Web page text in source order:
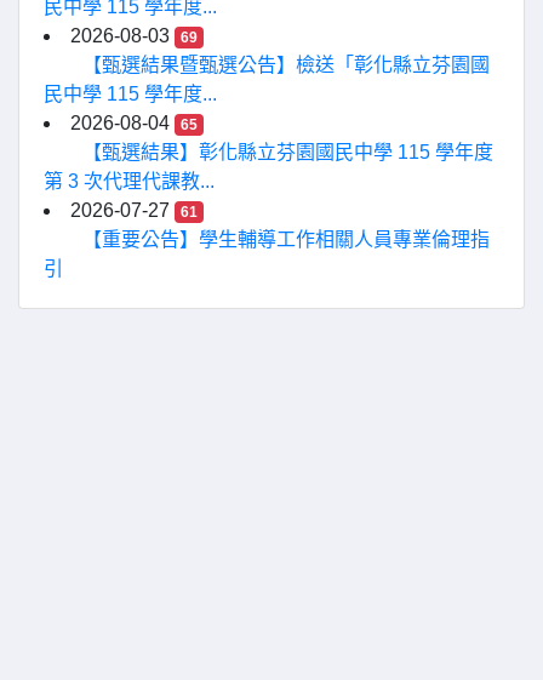
民中學 115 學年度...
2026-08-03
69
【甄選結果暨甄選公告】檢送「彰化縣立芬園國
民中學 115 學年度...
2026-08-04
65
【甄選結果】彰化縣立芬園國民中學 115 學年度
第 3 次代理代課教...
2026-07-27
61
【重要公告】學生輔導工作相關人員專業倫理指
引